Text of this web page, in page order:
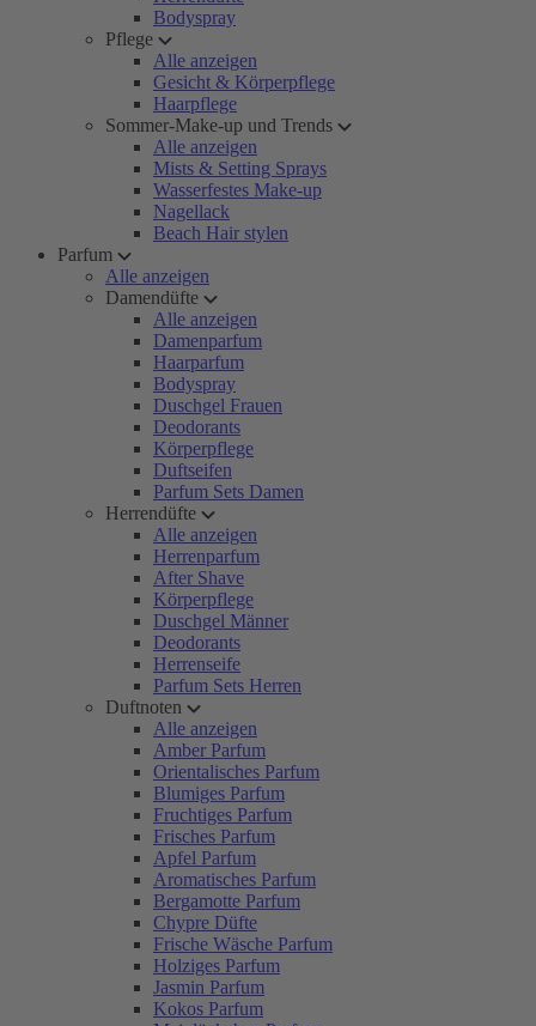
Bodyspray
Pflege
Alle anzeigen
Gesicht & Körperpflege
Haarpflege
Sommer-Make-up und Trends
Alle anzeigen
Mists & Setting Sprays
Wasserfestes Make-up
Nagellack
Beach Hair stylen
Parfum
Alle anzeigen
Damendüfte
Alle anzeigen
Damenparfum
Haarparfum
Bodyspray
Duschgel Frauen
Deodorants
Körperpflege
Duftseifen
Parfum Sets Damen
Herrendüfte
Alle anzeigen
Herrenparfum
After Shave
Körperpflege
Duschgel Männer
Deodorants
Herrenseife
Parfum Sets Herren
Duftnoten
Alle anzeigen
Amber Parfum
Orientalisches Parfum
Blumiges Parfum
Fruchtiges Parfum
Frisches Parfum
Apfel Parfum
Aromatisches Parfum
Bergamotte Parfum
Chypre Düfte
Frische Wäsche Parfum
Holziges Parfum
Jasmin Parfum
Kokos Parfum